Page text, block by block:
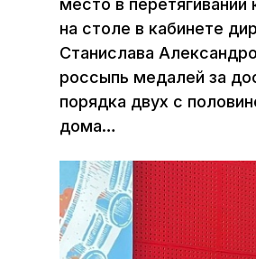
место в перетягивании
на столе в кабинете
Станислава
россыпь медалей за
порядка двух с
дома…